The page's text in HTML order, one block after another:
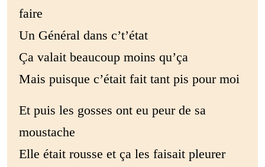
faire
Un Général dans c’t’état
Ça valait beaucoup moins qu’ça
Mais puisque c’était fait tant pis pour moi
Et puis les gosses ont eu peur de sa
moustache
Elle était rousse et ça les faisait pleurer